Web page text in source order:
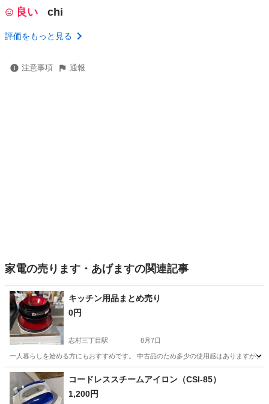
良い chi
評価をもっと見る
注意事項 通報
家電の売ります・あげますの関連記事
キッチン用品まとめ売り
0円
志村三丁目駅 8月7日
一人暮らしを始める方にもおすすめです。 中古品のため多少の使用感はありますが
東京 板橋区 志村三丁目駅 キッチン家電
コードレススチームアイロン（CSI-85）
1,200円